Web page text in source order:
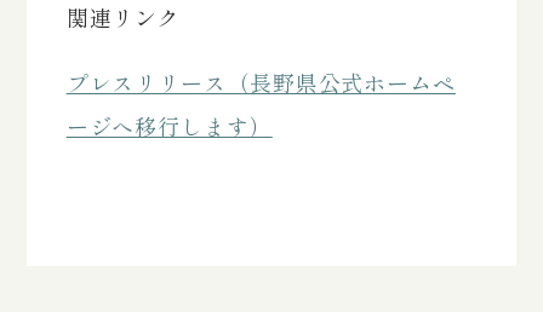
関連リンク
プレスリリース（長野県公式ホームペ
ージへ移行します）